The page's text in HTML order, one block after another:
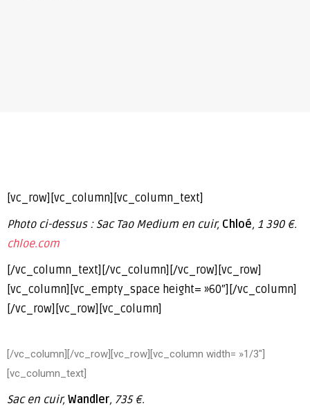
[vc_row][vc_column][vc_column_text]
Photo ci-dessus : Sac Tao Medium en cuir, Chloé, 1 390 €.
chloe.com
[/vc_column_text][/vc_column][/vc_row][vc_row]
[vc_column][vc_empty_space height= »60″][/vc_column]
[/vc_row][vc_row][vc_column]
[/vc_column][/vc_row][vc_row][vc_column width= »1/3″]
[vc_column_text]
Sac en cuir, Wandler, 735 €.